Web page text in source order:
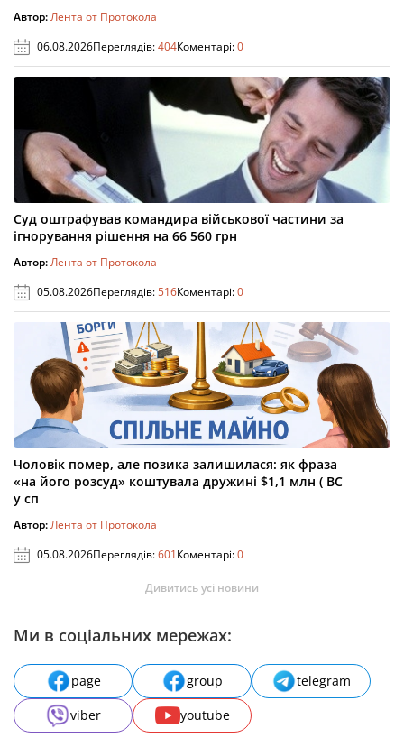
Автор:Лента от Протокола
06.08.2026Переглядів:404Коментарі:0
Суд оштрафував командира військової частини за
ігнорування рішення на 66 560 грн
Автор:Лента от Протокола
05.08.2026Переглядів:516Коментарі:0
Чоловік помер, але позика залишилася: як фраза
«на його розсуд» коштувала дружині $1,1 млн ( ВС
у сп
Автор:Лента от Протокола
05.08.2026Переглядів:601Коментарі:0
Дивитись усі новини
Ми в соціальних мережах:
page group
telegram
viber
youtube